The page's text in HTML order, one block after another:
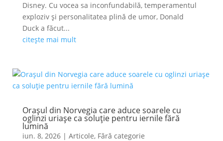
Disney. Cu vocea sa inconfundabilă, temperamentul
exploziv și personalitatea plină de umor, Donald
Duck a făcut...
citește mai mult
Orașul din Norvegia care aduce soarele cu
oglinzi uriașe ca soluție pentru iernile fără
lumină
iun. 8, 2026| Articole, Fără categorie